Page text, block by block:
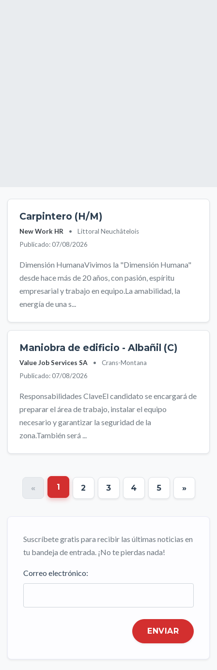
Carpintero (H/M)
New Work HR •
Littoral Neuchâtelois
Publicado: 07/08/2026
Dimensión HumanaVivimos la "Dimensión Humana"
desde hace más de 20 años, con pasión, espíritu
empresarial y trabajo en equipo.La amabilidad, la
energía de una s...
Maniobra de edificio - Albañil (C)
Value Job Services SA •
Crans-Montana
Publicado: 07/08/2026
Responsabilidades ClaveEl candidato se encargará de
preparar el área de trabajo, instalar el equipo
necesario y garantizar la seguridad de la
zona.También será ...
« 1 2 3 4 5 »
Suscríbete gratis para recibir las últimas noticias en
tu bandeja de entrada. ¡No te pierdas nada!
Correo electrónico:
ENVIAR